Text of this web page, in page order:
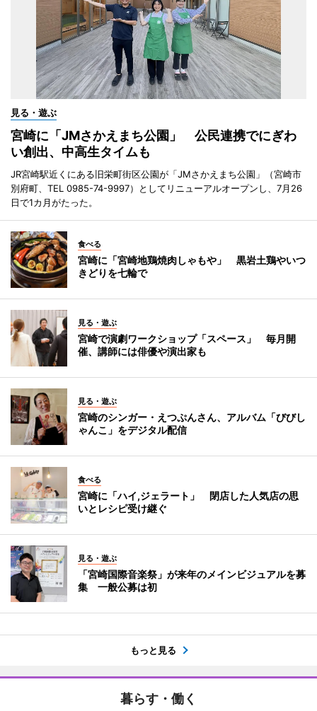
見る・遊ぶ
宮崎に「JMさかえまち公園」 公民連携でにぎわ
い創出、中高生タイムも
JR宮崎駅近くにある旧栄町街区公園が「JMさかえまち公園」（宮崎市
別府町、TEL 0985-74-9997）としてリニューアルオープンし、7月26
日で1カ月がたった。
食べる
宮崎に「宮崎地鶏焼肉しゃもや」 黒岩土鶏やいつ
きどりを七輪で
見る・遊ぶ
宮崎で演劇ワークショップ「スペース」 毎月開
催、講師には俳優や演出家も
見る・遊ぶ
宮崎のシンガー・えつぷんさん、アルバム「びびし
ゃんこ」をデジタル配信
食べる
宮崎に「ハイ,ジェラート」 閉店した人気店の思
いとレシピ受け継ぐ
見る・遊ぶ
「宮崎国際音楽祭」が来年のメインビジュアルを募
集 一般公募は初
もっと見る
暮らす・働く